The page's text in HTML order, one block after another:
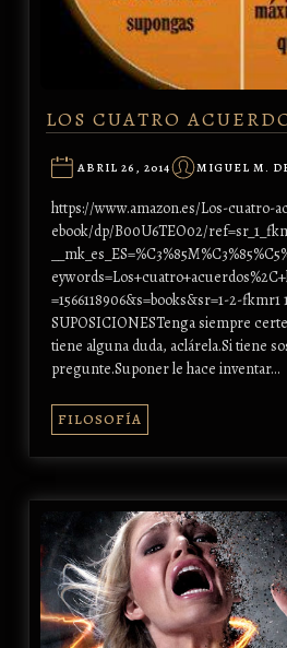
LOS CUATRO
ABRIL 26, 2014 MIGUEL M.
https://www.amazon.es/Los-cuatro-
ebook/dp/B00U6TEO02/
=1566118906&s=books&sr=1-2-fkmr1
SUPOSICIONESTenga siempre
tiene alguna duda, aclárela.Si tiene
pregunte.Suponer le hace inventar…
FILOSOFÍA